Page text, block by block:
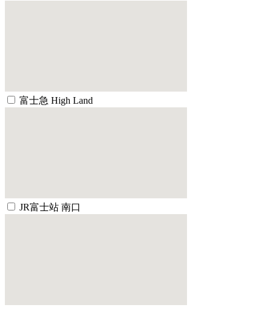
富士急 High Land
JR富士站 南口